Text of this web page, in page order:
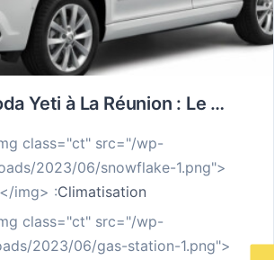
Location Skoda Yeti à La Réunion : Le SUV qui Ne Recule Devant Aucune Route de l’Île
class="ct" src="/wp-
2023/06/snowflake-1.png">
</img> :Climatisation
class="ct" src="/wp-
2023/06/gas-station-1.png">